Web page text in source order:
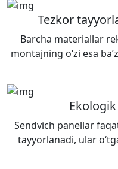
Tezkor
Barcha materiallar
montajning o‘zi esa
Sendvich panellar
tayyorlanadi, ular